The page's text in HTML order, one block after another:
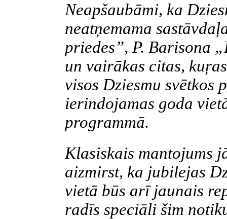
Neapšaubāmi, ka
neatņemama
priedes”, P. Barisona
un vairākas citas,
visos Dziesmu svētkos
ierindojamas goda
programmā.
Klasiskais mantojums
aizmirst, ka jubilejas
vietā būs arī jaunais
radīs speciāli šim